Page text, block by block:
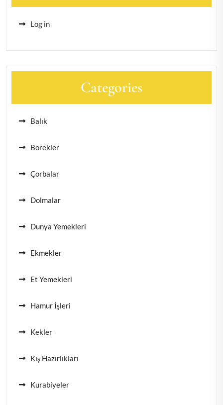
Log in
Categories
Balık
Borekler
Çorbalar
Dolmalar
Dunya Yemekleri
Ekmekler
Et Yemekleri
Hamur İşleri
Kekler
Kış Hazırlıkları
Kurabiyeler